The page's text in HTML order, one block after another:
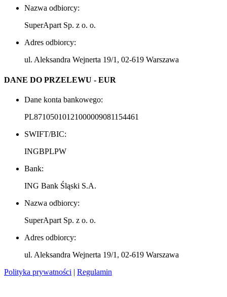
Nazwa odbiorcy:
SuperApart Sp. z o. o.
Adres odbiorcy:
ul. Aleksandra Wejnerta 19/1, 02-619 Warszawa
DANE DO PRZELEWU - EUR
Dane konta bankowego:
PL87105010121000009081154461
SWIFT/BIC:
INGBPLPW
Bank:
ING Bank Śląski S.A.
Nazwa odbiorcy:
SuperApart Sp. z o. o.
Adres odbiorcy:
ul. Aleksandra Wejnerta 19/1, 02-619 Warszawa
Polityka prywatności | Regulamin